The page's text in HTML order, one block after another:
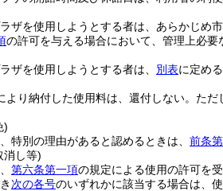
ザを使用しようとする者は、あらかじめ
の許可を与える場合において、管理上必要
ザを使用しようとする者は、 別表に定め
より納付した使用料は、還付しない。 ただ
)
特別の理由があると認めるときは、 前条
消し等)
第六条第一項の規定による使用の許可を
次の各号のいずれかに該当する場合は、